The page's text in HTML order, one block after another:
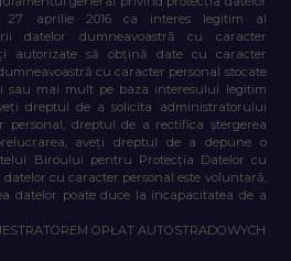
aprilie 2016 ca interes legitim al
datelor dumneavoastră cu caracter
autorizate să obțină date cu caracter
cu caracter personal stocate
sau mai mult pe baza interesului legitim
dreptul de a solicita administratorului
personal, dreptul de a rectifica ștergerea
aveți dreptul de a depune o
Biroului pentru Protecția Datelor cu
cu caracter personal este voluntară,
datelor poate duce la incapacitatea de a
OPŁAT AUTOSTRADOWYCH